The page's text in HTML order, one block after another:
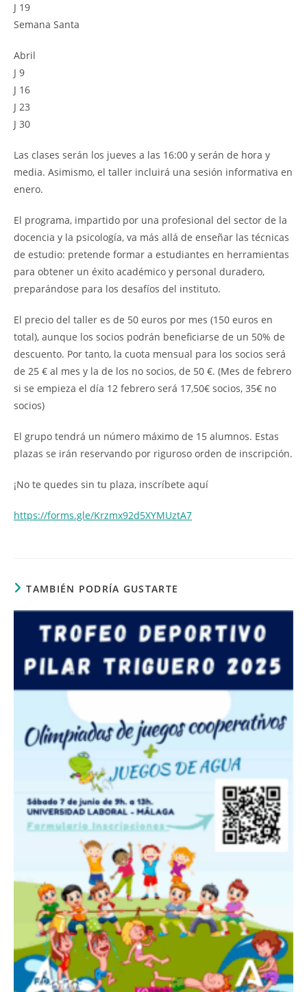
J 19
Semana Santa
Abril
J 9
J 16
J 23
J 30
Las clases serán los jueves a las 16:00 y serán de hora y
media. Asimismo, el taller incluirá una sesión informativa en
enero.
El programa, impartido por una profesional del sector de la
docencia y la psicología, va más allá de enseñar las técnicas
de estudio: pretende formar a estudiantes en herramientas
para obtener un éxito académico y personal duradero,
preparándose para los desafíos del instituto.
El precio del taller es de 50 euros por mes (150 euros en
total), aunque los socios podrán beneficiarse de un 50% de
descuento. Por tanto, la cuota mensual para los socios será
de 25 € al mes y la de los no socios, de 50 €. (Mes de febrero
si se empieza el día 12 febrero será 17,50€ socios, 35€ no
socios)
El grupo tendrá un número máximo de 15 alumnos. Estas
plazas se irán reservando por riguroso orden de inscripción.
¡No te quedes sin tu plaza, inscríbete aquí
https://forms.gle/Krzmx92d5XYMUztA7
TAMBIÉN PODRÍA GUSTARTE